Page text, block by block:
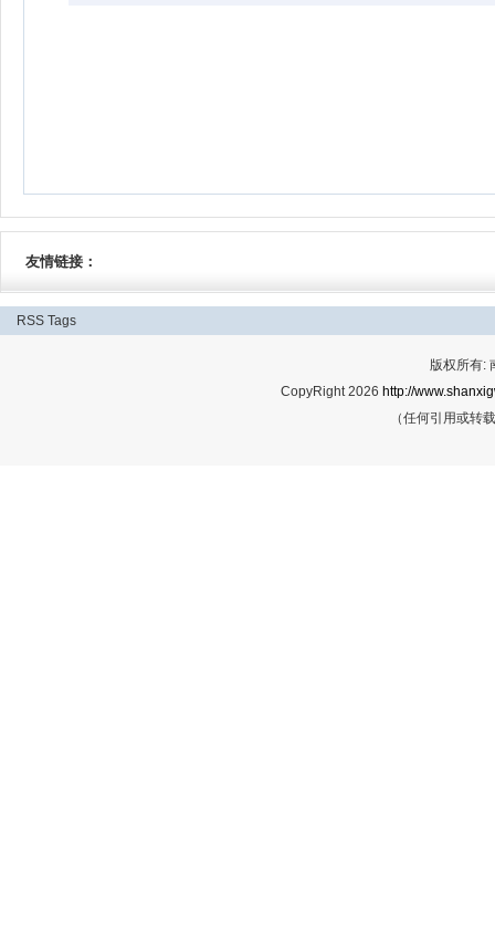
友情链接：
RSS Tags
版权所有:
CopyRight 2026 http://
（任何引用或转